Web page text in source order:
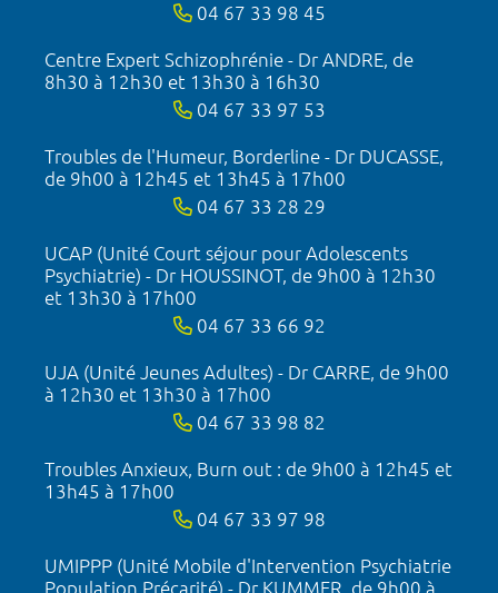
04 67 33 98 45
Centre Expert Schizophrénie - Dr ANDRE, de
8h30 à 12h30 et 13h30 à 16h30
04 67 33 97 53
Troubles de l'Humeur, Borderline - Dr DUCASSE,
de 9h00 à 12h45 et 13h45 à 17h00
04 67 33 28 29
UCAP (Unité Court séjour pour Adolescents
Psychiatrie) - Dr HOUSSINOT, de 9h00 à 12h30
et 13h30 à 17h00
04 67 33 66 92
UJA (Unité Jeunes Adultes) - Dr CARRE, de 9h00
à 12h30 et 13h30 à 17h00
04 67 33 98 82
Troubles Anxieux, Burn out : de 9h00 à 12h45 et
13h45 à 17h00
04 67 33 97 98
UMIPPP (Unité Mobile d'Intervention Psychiatrie
Population Précarité) - Dr KUMMER, de 9h00 à